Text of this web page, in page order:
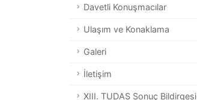
Davetli Konuşmacılar
Ulaşım ve Konaklama
Galeri
İletişim
XIII. TUDAS Sonuç Bildirgesi